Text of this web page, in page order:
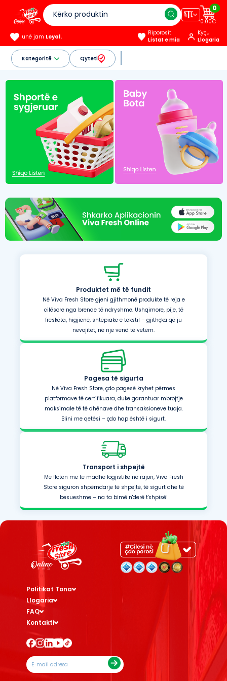
🇦🇱
0
0.00€
unë jam Loyal.
Riporosit
Listat e mia
Kyçu
Llogaria
Kategoritë Qyteti
Produktet më të fundit
Në Viva Fresh Store gjeni gjithmonë produkte të reja e
cilësore nga brende të ndryshme. Ushqimore, pije, të
freskëta, higjienë, shtëpiake e tekstil – gjithçka që ju
nevojitet, në një vend të vetëm.
Pagesa të sigurta
Në Viva Fresh Store, çdo pagesë kryhet përmes
platformave të certifikuara, duke garantuar mbrojtje
maksimale të të dhënave dhe transaksioneve tuaja.
Blini me qetësi – çdo hap është i sigurt.
Transport i shpejtë
Me flotën më të madhe logjistike në rajon, Viva Fresh
Store siguron shpërndarje të shpejtë, të sigurt dhe të
besueshme – na ta bimë n'derë t'shpisë!
Politikat Tona
Llogaria
FAQ
Kontakti